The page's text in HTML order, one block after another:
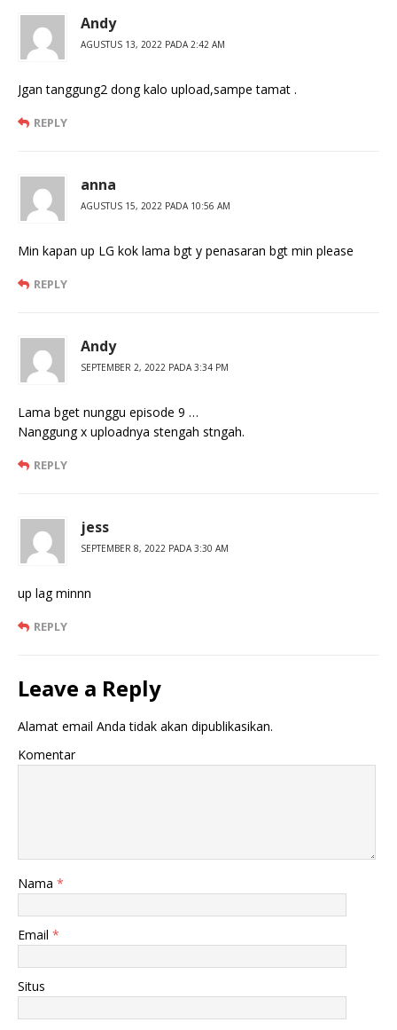
Andy
AGUSTUS 13, 2022 PADA 2:42 AM
Jgan tanggung2 dong kalo upload,sampe tamat .
REPLY
anna
AGUSTUS 15, 2022 PADA 10:56 AM
Min kapan up LG kok lama bgt y penasaran bgt min please
REPLY
Andy
SEPTEMBER 2, 2022 PADA 3:34 PM
Lama bget nunggu episode 9 …
Nanggung x uploadnya stengah stngah.
REPLY
jess
SEPTEMBER 8, 2022 PADA 3:30 AM
up lag minnn
REPLY
Leave a Reply
Alamat email Anda tidak akan dipublikasikan.
Komentar
Nama *
Email *
Situs